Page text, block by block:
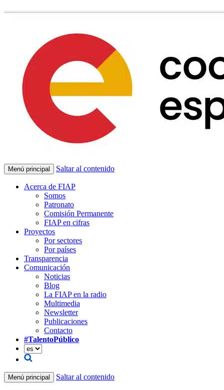
Menú principal Saltar al contenido
Acerca de FIAP
Somos
Patronato
Comisión Permanente
FIAP en cifras
Proyectos
Por sectores
Por países
Transparencia
Comunicación
Noticias
Blog
La FIAP en la radio
Multimedia
Newsletter
Publicaciones
Contacto
#TalentoPúblico
Menú principal Saltar al contenido